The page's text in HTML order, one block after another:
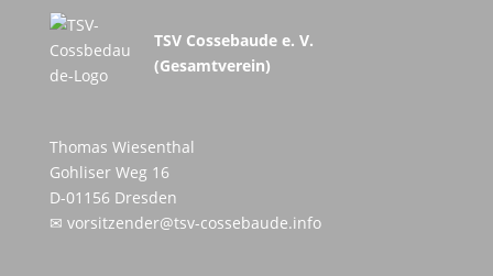
TSV Cossebaude e. V.
(Gesamtverein)
Thomas Wiesenthal
Gohliser Weg 16
D-01156 Dresden
✉ vorsitzender@tsv-cossebaude.info